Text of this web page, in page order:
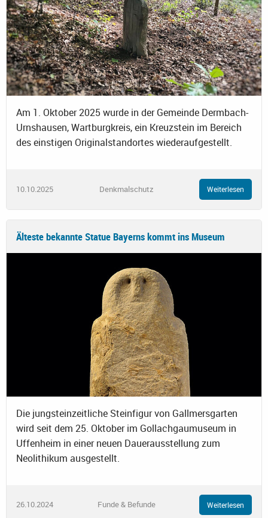
Am 1. Oktober 2025 wurde in der Gemeinde Dermbach-
Urnshausen, Wartburgkreis, ein Kreuzstein im Bereich
des einstigen Originalstandortes wiederaufgestellt.
10.10.2025 Denkmalschutz Weiterlesen
Älteste bekannte Statue Bayerns kommt ins Museum
Die jungsteinzeitliche Steinfigur von Gallmersgarten
wird seit dem 25. Oktober im Gollachgaumuseum in
Uffenheim in einer neuen Dauerausstellung zum
Neolithikum ausgestellt.
26.10.2024 Funde & Befunde Weiterlesen